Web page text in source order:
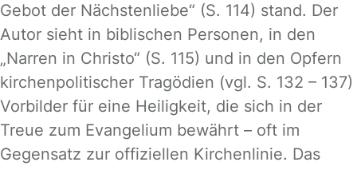
Gebot der Nächstenliebe“ (S. 114) stand. Der
Autor sieht in biblischen Personen, in den
„Narren in Christo“ (S. 115) und in den Opfern
kirchenpolitischer Tragödien (vgl. S. 132 – 137)
Vorbilder für eine Heiligkeit, die sich in der
Treue zum Evangelium bewährt – oft im
Gegensatz zur offiziellen Kirchenlinie. Das